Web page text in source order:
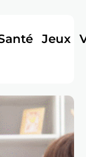
Jeux